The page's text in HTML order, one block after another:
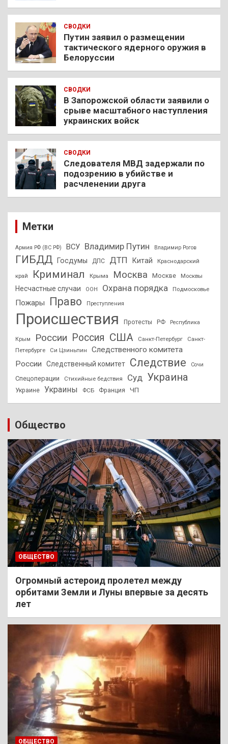
СВОДКИ
Путин заявил о размещении
тактического ядерного оружия в
Белоруссии
СВОДКИ
В Запорожской области заявили о
срыве масштабного наступления
украинских войск
СВОДКИ
Следователя МВД задержали по
подозрению в убийстве и
расчленении друга
Метки
Армия РФ (ВС РФ) ВСУ Владимир Путин Владимир Рогов
ГИБДД Госдумы ДПС ДТП Китай Краснодарский
край Криминал Крыма Москва Москве Москвы
Несчастные случаи ООН Охрана порядка Подмосковье
Пожары Право Преступления
Происшествия Протесты РФ Республика
Крым России Россия США Санкт-Петербург
Санкт-
Петербурге
Си Цзиньпин
Следственного комитета
России
Следственный комитет Следствие Сочи
Спецоперации Стихийные бедствия Суд Украина
Украине Украины ФСБ Франция ЧП
Общество
ОБЩЕСТВО
Огромный астероид пролетел между
орбитами Земли и Луны впервые за десять
лет
ОБЩЕСТВО